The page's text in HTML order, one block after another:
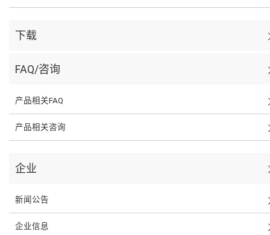
下载
FAQ/咨询
产品相关FAQ
产品相关咨询
企业
新闻公告
企业信息